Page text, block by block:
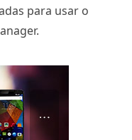
para usar o